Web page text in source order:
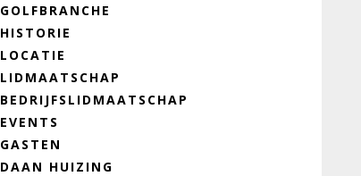
GOLFBRANCHE
HISTORIE
LOCATIE
LIDMAATSCHAP
BEDRIJFSLIDMAATSCHAP
EVENTS
GASTEN
DAAN HUIZING